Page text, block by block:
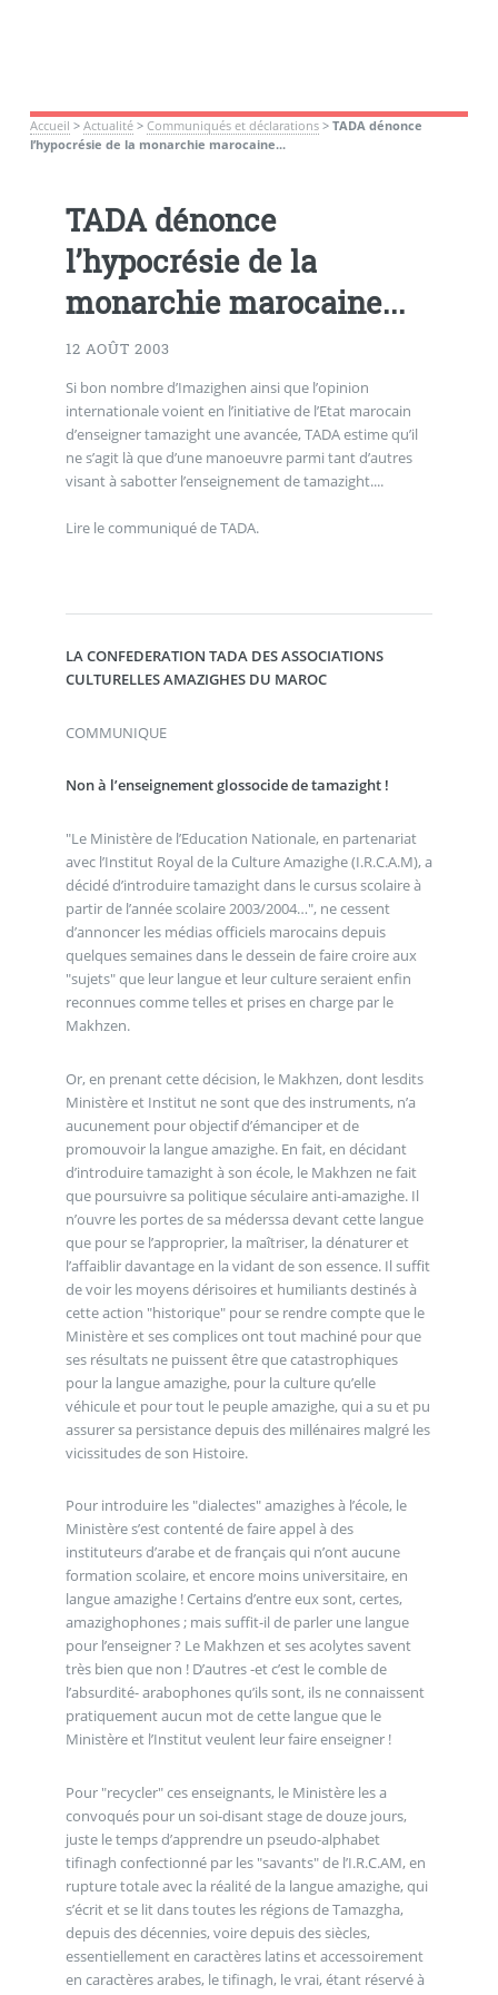
Accueil > Actualité> Communiqués et déclarations> TADA dénonce
l’hypocrésie de la monarchie marocaine...
TADA dénonce
l’hypocrésie de la
monarchie marocaine...
12 AOÛT 2003
Si bon nombre d’Imazighen ainsi que l’opinion
internationale voient en l’initiative de l’Etat marocain
d’enseigner tamazight une avancée, TADA estime qu’il
ne s’agit là que d’une manoeuvre parmi tant d’autres
visant à sabotter l’enseignement de tamazight....
Lire le communiqué de TADA.
LA CONFEDERATION TADA DES ASSOCIATIONS
CULTURELLES AMAZIGHES DU MAROC
COMMUNIQUE
Non à l’enseignement glossocide de tamazight !
"Le Ministère de l’Education Nationale, en partenariat
avec l’Institut Royal de la Culture Amazighe (I.R.C.A.M), a
décidé d’introduire tamazight dans le cursus scolaire à
partir de l’année scolaire 2003/2004…", ne cessent
d’annoncer les médias officiels marocains depuis
quelques semaines dans le dessein de faire croire aux
"sujets" que leur langue et leur culture seraient enfin
reconnues comme telles et prises en charge par le
Makhzen.
Or, en prenant cette décision, le Makhzen, dont lesdits
Ministère et Institut ne sont que des instruments, n’a
aucunement pour objectif d’émanciper et de
promouvoir la langue amazighe. En fait, en décidant
d’introduire tamazight à son école, le Makhzen ne fait
que poursuivre sa politique séculaire anti-amazighe. Il
n’ouvre les portes de sa méderssa devant cette langue
que pour se l’approprier, la maîtriser, la dénaturer et
l’affaiblir davantage en la vidant de son essence. Il suffit
de voir les moyens dérisoires et humiliants destinés à
cette action "historique" pour se rendre compte que le
Ministère et ses complices ont tout machiné pour que
ses résultats ne puissent être que catastrophiques
pour la langue amazighe, pour la culture qu’elle
véhicule et pour tout le peuple amazighe, qui a su et pu
assurer sa persistance depuis des millénaires malgré les
vicissitudes de son Histoire.
Pour introduire les "dialectes" amazighes à l’école, le
Ministère s’est contenté de faire appel à des
instituteurs d’arabe et de français qui n’ont aucune
formation scolaire, et encore moins universitaire, en
langue amazighe ! Certains d’entre eux sont, certes,
amazighophones ; mais suffit-il de parler une langue
pour l’enseigner ? Le Makhzen et ses acolytes savent
très bien que non ! D’autres -et c’est le comble de
l’absurdité- arabophones qu’ils sont, ils ne connaissent
pratiquement aucun mot de cette langue que le
Ministère et l’Institut veulent leur faire enseigner !
Pour "recycler" ces enseignants, le Ministère les a
convoqués pour un soi-disant stage de douze jours,
juste le temps d’apprendre un pseudo-alphabet
tifinagh confectionné par les "savants" de l’I.R.C.AM, en
rupture totale avec la réalité de la langue amazighe, qui
s’écrit et se lit dans toutes les régions de Tamazgha,
depuis des décennies, voire depuis des siècles,
essentiellement en caractères latins et accessoirement
en caractères arabes, le tifinagh, le vrai, étant réservé à